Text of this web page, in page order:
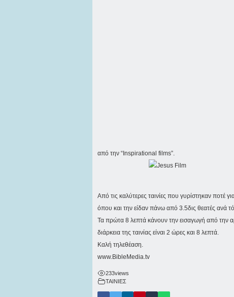
από την “Inspirational films”.
Από τις καλύτερες ταινίες που γυρίστηκαν ποτέ
όπου και την είδαν πάνω από 3.5δις θεατές ανά
Τα πρώτα 8 λεπτά κάνουν την εισαγωγή από την
διάρκεια της ταινίας είναι 2 ώρες και 8 λεπτά.
Καλή τηλεθέαση.
www.BibleMedia.tv
233views
ΤΑΙΝΙΕΣ